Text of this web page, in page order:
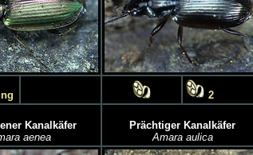
2
Kanalkäfer
aenea
Prächtiger Kanalkäfer
Amara aulica